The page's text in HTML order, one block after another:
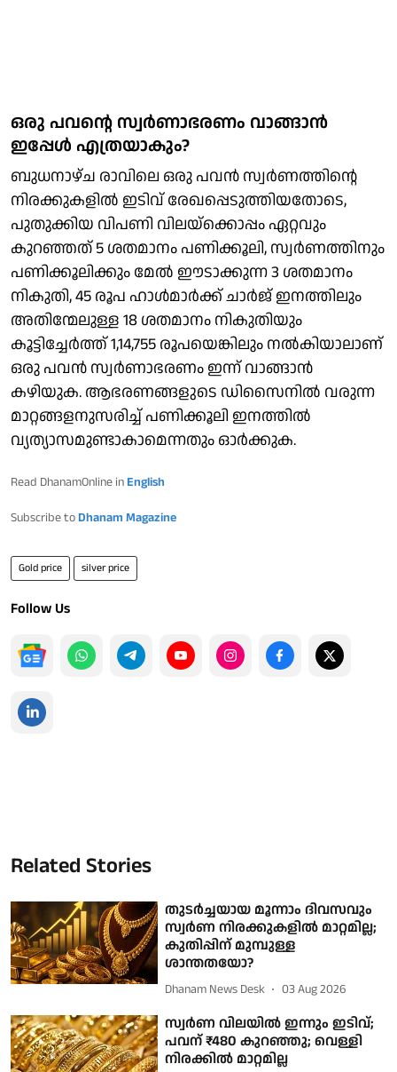
ഒരു പവന്റെ സ്വർണാഭരണം വാങ്ങാൻ
ഇപ്പേൾ എത്രയാകും?
ബുധനാഴ്ച രാവിലെ ഒരു പവന്‍ സ്വര്‍ണത്തിന്റെ
നിരക്കുകളിൽ ഇടിവ് രേഖപ്പെടുത്തിയതോടെ,
പുതുക്കിയ വിപണി വിലയ്ക്കൊപ്പം ഏറ്റവും
കുറഞ്ഞത് 5 ശതമാനം പണിക്കൂലി, സ്വര്‍ണത്തിനും
പണിക്കൂലിക്കും മേൽ ഈടാക്കുന്ന 3 ശതമാനം
നികുതി, 45 രൂപ ഹാള്‍മാര്‍ക്ക് ചാര്‍ജ് ഇനത്തിലും
അതിന്മേലുള്ള 18 ശതമാനം നികുതിയും
കൂട്ടിച്ചേര്‍ത്ത് 1,14,755 രൂപയെങ്കിലും നൽകിയാലാണ്
ഒരു പവൻ സ്വർണാഭരണം ഇന്ന് വാങ്ങാൻ
കഴിയുക. ആഭരണങ്ങളുടെ ഡിസൈനിൽ വരുന്ന
മാറ്റങ്ങളനുസരിച്ച് പണിക്കൂലി ഇനത്തിൽ
വ്യത്യാസമുണ്ടാകാമെന്നതും ഓർക്കുക.
Read DhanamOnline in English
Subscribe to Dhanam Magazine
Gold price silver price
Follow Us
Related Stories
തുടർച്ചയായ മൂന്നാം ദിവസവും
സ്വർണ നിരക്കുകളിൽ മാറ്റമില്ല;
കുതിപ്പിന് മുമ്പുള്ള
ശാന്തതയോ?
Dhanam News Desk 03 Aug 2026
സ്വർണ വിലയിൽ ഇന്നും ഇടിവ്;
പവന് ₹480 കുറഞ്ഞു; വെള്ളി
നിരക്കിൽ മാറ്റമില്ല